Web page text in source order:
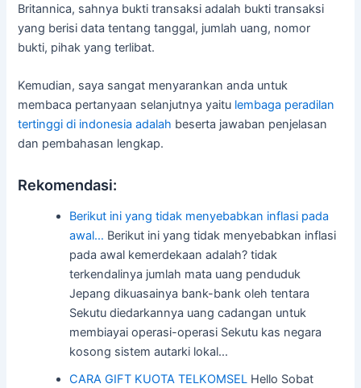
Britannica, sahnya bukti transaksi adalah bukti transaksi
yang berisi data tentang tanggal, jumlah uang, nomor
bukti, pihak yang terlibat.
Kemudian, saya sangat menyarankan anda untuk
membaca pertanyaan selanjutnya yaitu lembaga peradilan
tertinggi di indonesia adalah beserta jawaban penjelasan
dan pembahasan lengkap.
Rekomendasi:
Berikut ini yang tidak menyebabkan inflasi pada
awal… Berikut ini yang tidak menyebabkan inflasi
pada awal kemerdekaan adalah? tidak
terkendalinya jumlah mata uang penduduk
Jepang dikuasainya bank-bank oleh tentara
Sekutu diedarkannya uang cadangan untuk
membiayai operasi-operasi Sekutu kas negara
kosong sistem autarki lokal…
CARA GIFT KUOTA TELKOMSEL Hello Sobat